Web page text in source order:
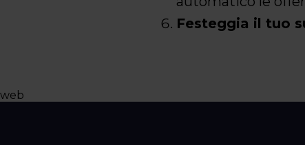
Festeggia il tuo
web